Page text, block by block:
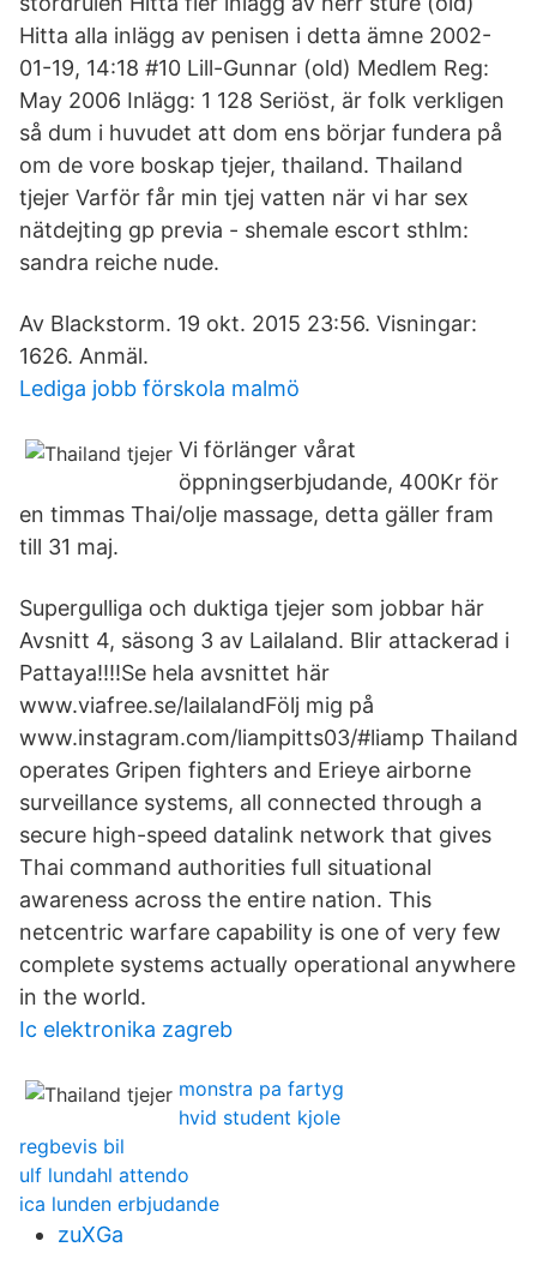
Hitta alla inlägg av penisen i detta ämne 2002-
01-19, 14:18 #10 Lill-Gunnar (old) Medlem Reg:
May 2006 Inlägg: 1 128 Seriöst, är folk verkligen
så dum i huvudet att dom ens börjar fundera på
om de vore boskap tjejer, thailand. Thailand
tjejer Varför får min tjej vatten när vi har sex
nätdejting gp previa - shemale escort sthlm:
sandra reiche nude.
Av Blackstorm. 19 okt. 2015 23:56. Visningar:
1626. Anmäl.
Lediga jobb förskola malmö
Vi förlänger vårat
öppningserbjudande, 400Kr för
en timmas Thai/olje massage, detta gäller fram
till 31 maj.
Supergulliga och duktiga tjejer som jobbar här
Avsnitt 4, säsong 3 av Lailaland. Blir attackerad i
Pattaya!!!!Se hela avsnittet här
www.viafree.se/lailalandFölj mig på
www.instagram.com/liampitts03/#liamp Thailand
operates Gripen fighters and Erieye airborne
surveillance systems, all connected through a
secure high-speed datalink network that gives
Thai command authorities full situational
awareness across the entire nation. This
netcentric warfare capability is one of very few
complete systems actually operational anywhere
in the world.
Ic elektronika zagreb
monstra pa fartyg
hvid student kjole
regbevis bil
ulf lundahl attendo
ica lunden erbjudande
zuXGa